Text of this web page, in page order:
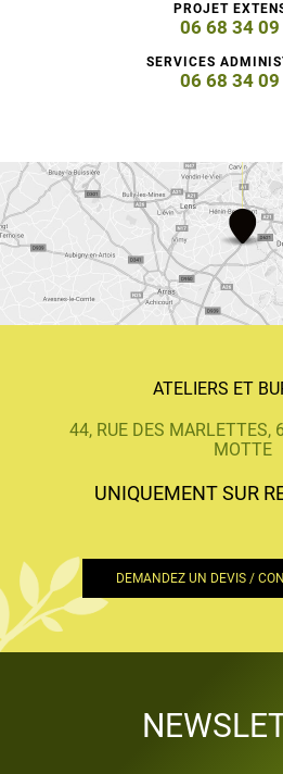
PROJET
06 68 34
SERVICES
06 68 34
ATELIERS ET
44, RUE DES MARLETTES,
MOTTE
UNIQUEMENT SUR
DEMANDEZ UN DEVIS /